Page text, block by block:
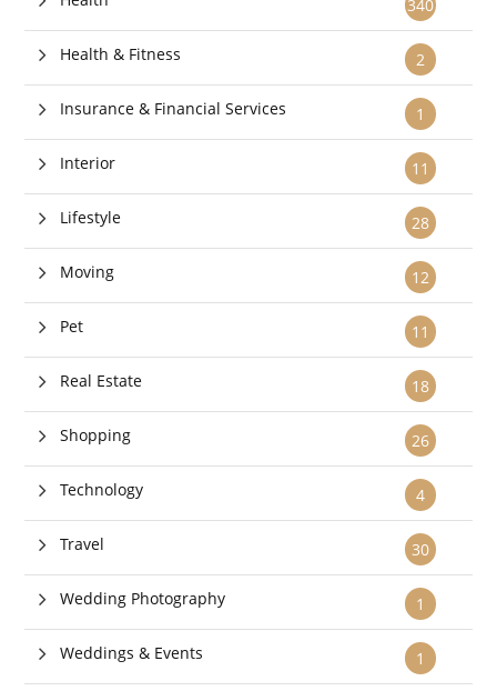
340
2
Health & Fitness
1
Insurance & Financial Services
11
Interior
28
Lifestyle
12
Moving
11
Pet
18
Real Estate
26
Shopping
4
Technology
30
Travel
1
Wedding Photography
1
Weddings & Events